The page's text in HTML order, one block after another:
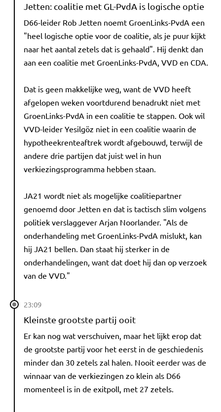
Jetten: coalitie met GL-PvdA is logische optie
D66-leider Rob Jetten noemt GroenLinks-PvdA een
"heel logische optie voor de coalitie, als je puur kijkt
naar het aantal zetels dat is gehaald". Hij denkt dan
aan een coalitie met GroenLinks-PvdA, VVD en CDA.
Dat is geen makkelijke weg, want de VVD heeft
afgelopen weken voortdurend benadrukt niet met
GroenLinks-PvdA in een coalitie te stappen. Ook wil
VVD-leider Yesilgöz niet in een coalitie waarin de
hypotheekrenteaftrek wordt afgebouwd, terwijl de
andere drie partijen dat juist wel in hun
verkiezingsprogramma hebben staan.
JA21 wordt niet als mogelijke coalitiepartner
genoemd door Jetten en dat is tactisch slim volgens
politiek verslaggever Arjan Noorlander. "Als de
onderhandeling met GroenLinks-PvdA mislukt, kan
hij JA21 bellen. Dan staat hij sterker in de
onderhandelingen, want dat doet hij dan op verzoek
van de VVD."
23:09
Kleinste grootste partij ooit
Er kan nog wat verschuiven, maar het lijkt erop dat
de grootste partij voor het eerst in de geschiedenis
minder dan 30 zetels zal halen. Nooit eerder was de
winnaar van de verkiezingen zo klein als D66
momenteel is in de exitpoll, met 27 zetels.